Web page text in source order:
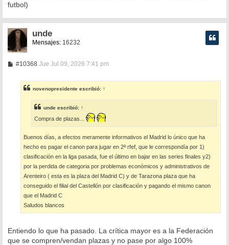
futbol)
unde
Mensajes:16232
#10368M
a
j
e
Jue Jul 09, 2026 7:41 pm
novenopresidente escribió: ↑
unde escribió: ↑
Compra de plazas...
Buenos días, a efectos meramente informativos el Madrid lo único que ha
hecho es pagar el canon para jugar en 2ª rfef, que le correspondía por 1)
clasificación en la liga pasada, fue el último en bajar en las series finales y2)
por la perdida de categoria por problemas económicos y administrativos de
Arenteiro ( esta es la plaza del Madrid C) y de Tarazona plaza que ha
conseguido el filial del Castellón por clasificación y pagando el mismo canon
que el Madrid C
Saludos blancos
Entiendo lo que ha pasado. La crítica mayor es a la Federación
que se compren/vendan plazas y no pase por algo 100%